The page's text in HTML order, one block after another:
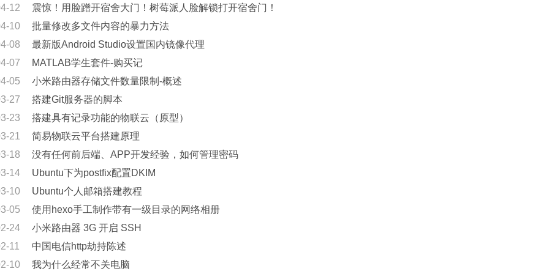
12
震惊！用脸蹭开宿舍大门！树莓派人脸解锁打开宿舍门！
10
批量修改多文件内容的暴力方法
08
最新版Android Studio设置国内镜像代理
07
MATLAB学生套件-购买记
05
小米路由器存储文件数量限制-概述
27
搭建Git服务器的脚本
23
搭建具有记录功能的物联云（原型）
21
简易物联云平台搭建原理
18
没有任何前后端、APP开发经验，如何管理密码
14
Ubuntu下为postfix配置DKIM
10
Ubuntu个人邮箱搭建教程
05
使用hexo手工制作带有一级目录的网络相册
24
小米路由器 3G 开启 SSH
11
中国电信http劫持陈述
10
我为什么经常不关电脑